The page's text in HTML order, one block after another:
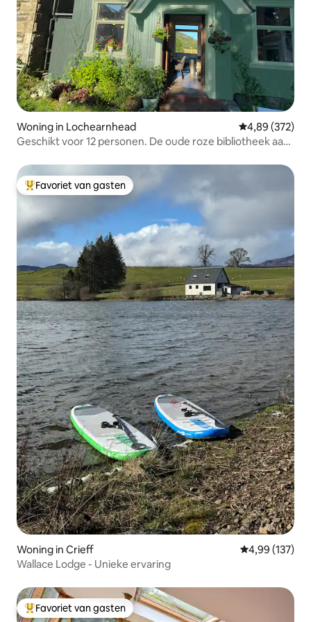
Woning in Lochearnhead Gemiddelde
4,89 (372)
Geschikt voor 12 personen. De oude roze bibliotheek aan
Topfavoriet van gasten
Favoriet van gasten
Woning in Crieff Gemiddelde
4,99 (137)
Wallace Lodge - Unieke ervaring
Topfavoriet van gasten
Favoriet van gasten